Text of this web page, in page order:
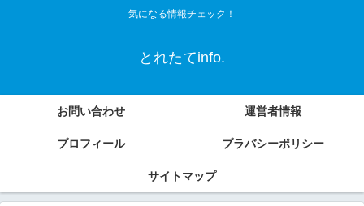
気になる情報チェック！
とれたてinfo.
お問い合わせ 運営者情報
プロフィール プラバシーポリシー
サイトマップ